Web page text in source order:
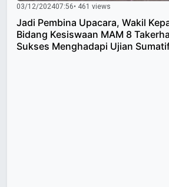
03/12/202407:56• 461 views
Jadi Pembina Upacara, Wakil
Bidang Kesiswaan MAM 8
Sukses Menghadapi Ujian